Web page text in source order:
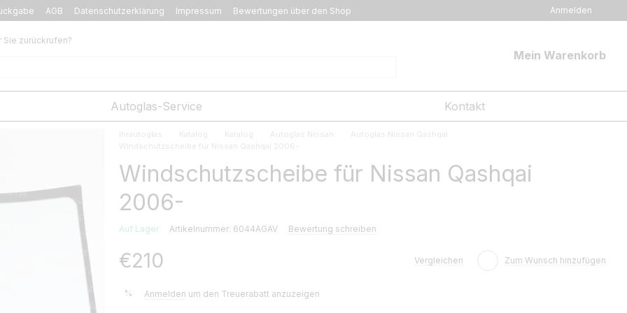
AGB Datenschutzerklärung Impressum Bewertungen über den Shop Anmelden
Sie zurückrufen?
Mein Warenkorb
Autoglas-Service Kontakt
Ihrautoglas Katalog Katalog Autoglas Nissan
Autoglas Nissan Qashqai
Windschutzscheibe für Nissan Qashqai 2006-
Windschutzscheibe für Nissan Qashqai
2006-
Auf Lager Artikelnummer: 6044AGAV Bewertung schreiben
€210 Vergleichen Zum Wunsch hinzufügen
% Anmelden um den Treuerabatt anzuzeigen